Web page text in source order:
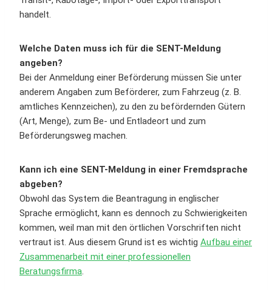
handelt.
Welche Daten muss ich für die SENT-Meldung
angeben?
Bei der Anmeldung einer Beförderung müssen Sie unter
anderem Angaben zum Beförderer, zum Fahrzeug (z. B.
amtliches Kennzeichen), zu den zu befördernden Gütern
(Art, Menge), zum Be- und Entladeort und zum
Beförderungsweg machen.
Kann ich eine SENT-Meldung in einer Fremdsprache
abgeben?
Obwohl das System die Beantragung in englischer
Sprache ermöglicht, kann es dennoch zu Schwierigkeiten
kommen, weil man mit den örtlichen Vorschriften nicht
vertraut ist. Aus diesem Grund ist es wichtig Aufbau einer
Zusammenarbeit mit einer professionellen
Beratungsfirma.